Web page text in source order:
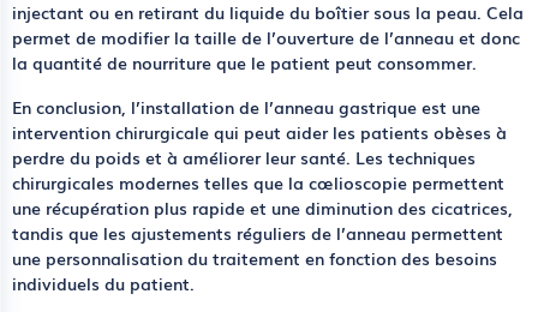
injectant ou en retirant du liquide du boîtier sous la peau. Cela
permet de modifier la taille de l’ouverture de l’anneau et donc
la quantité de nourriture que le patient peut consommer.
En conclusion, l’installation de l’anneau gastrique est une
intervention chirurgicale qui peut aider les patients obèses à
perdre du poids et à améliorer leur santé. Les techniques
chirurgicales modernes telles que la cœlioscopie permettent
une récupération plus rapide et une diminution des cicatrices,
tandis que les ajustements réguliers de l’anneau permettent
une personnalisation du traitement en fonction des besoins
individuels du patient.